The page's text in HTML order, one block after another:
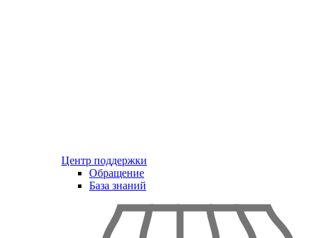
Центр поддержки
Обращение
База знаний